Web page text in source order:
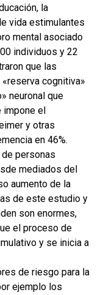
la
vida estimulantes
mental asociado
individuos y 22
que las
cognitiva»
neuronal que
impone el
y otras
en 46%.
personas
mediados del
aumento de la
de este estudio y
son enormes,
el proceso de
y se inicia a
de riesgo para la
ejemplo los